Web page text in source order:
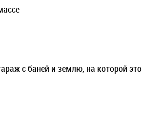
с баней и землю, на которой это